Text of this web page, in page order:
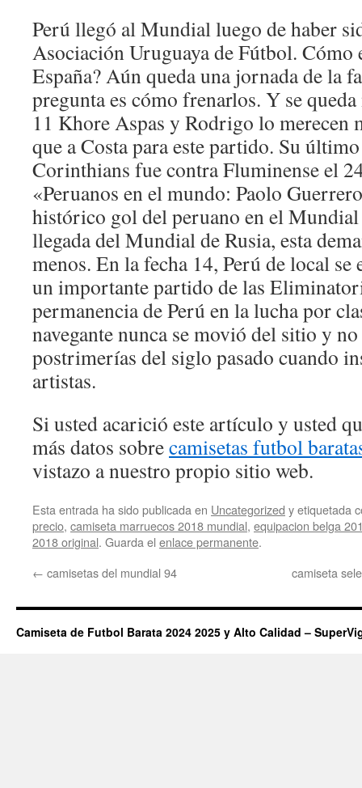
Perú llegó al Mundial luego de haber
Asociación Uruguaya de Fútbol. Cómo
España? Aún queda una jornada de la
pregunta es cómo frenarlos. Y se
11 Khore Aspas y Rodrigo lo merecen
que a Costa para este partido. Su
Corinthians fue contra Fluminense el
«Peruanos en el mundo: Paolo
histórico gol del peruano en el
llegada del Mundial de Rusia, esta
menos. En la fecha 14, Perú de local
un importante partido de las
permanencia de Perú en la lucha por
navegante nunca se movió del sitio y
postrimerías del siglo pasado cuando
artistas.
Si usted acarició este artículo y usted
más datos sobrecamisetas futbol
vistazo a nuestro propio sitio web.
Esta entrada ha sido publicada en Uncategorized y etiquetada
precio, camiseta marruecos 2018 mundial, equipacion belga
2018 original. Guarda el enlace permanente.
← camisetas del mundial 94 camiseta
Camiseta de Futbol Barata 2024 2025 y Alto Calidad –